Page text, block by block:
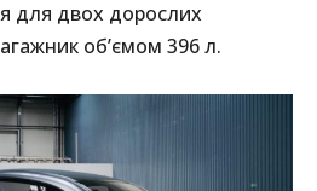
для двох дорослих
об’ємом 396 л.